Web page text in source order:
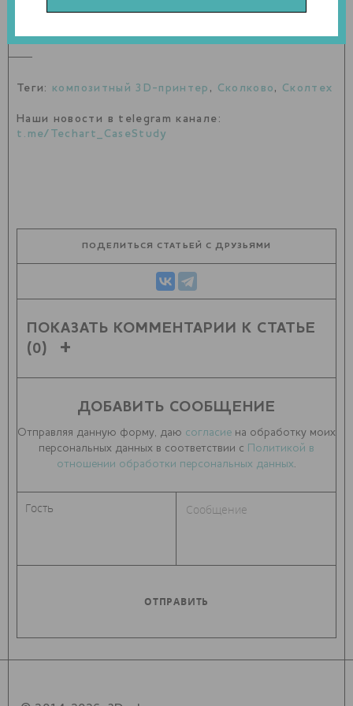
Теги: композитный 3D-принтер , Сколково , Сколтех
Наши новости в telegram канале:
t.me/Techart_CaseStudy
ПОДЕЛИТЬСЯ СТАТЬЕЙ С ДРУЗЬЯМИ
ПОКАЗАТЬ КОММЕНТАРИИ К СТАТЬЕ
(0)
ДОБАВИТЬ СООБЩЕНИЕ
Отправляя данную форму, даю согласие на обработку моих
персональных данных в соответствии с
Политикой в
отношении обработки персональных данных.